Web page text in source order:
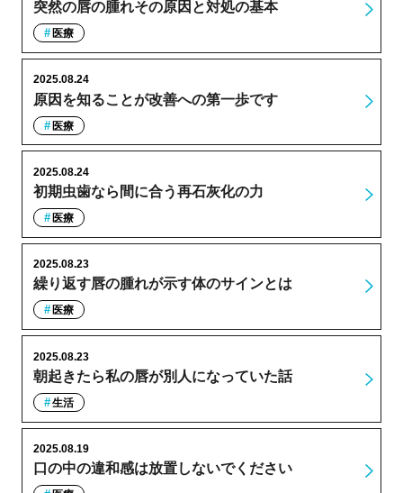
突然の唇の腫れその原因と対処の基本
医療
原因を知ることが改善への第一歩です
2025.08.24
医療
初期虫歯なら間に合う再石灰化の力
2025.08.24
医療
繰り返す唇の腫れが示す体のサインとは
2025.08.23
医療
朝起きたら私の唇が別人になっていた話
2025.08.23
生活
口の中の違和感は放置しないでください
2025.08.19